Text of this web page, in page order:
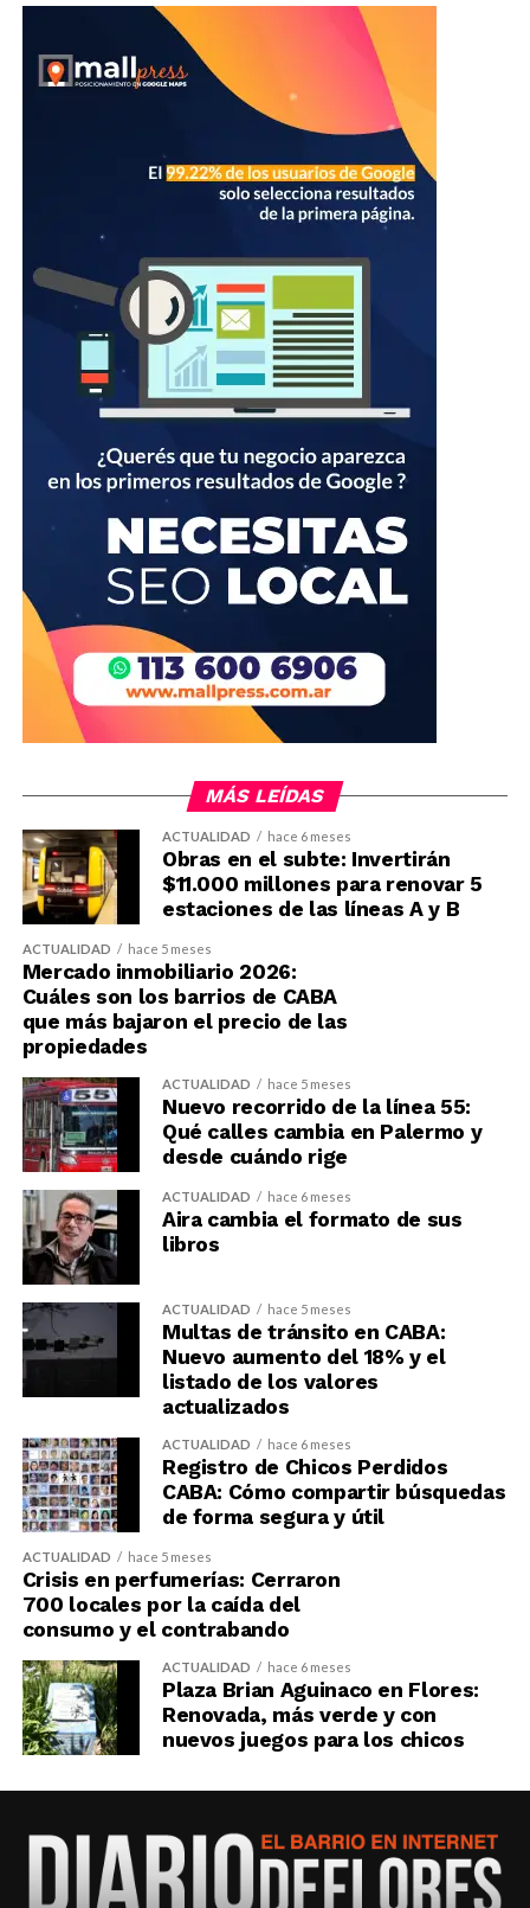
MÁS LEÍDAS
ACTUALIDAD hace 6 meses
Obras en el subte: Invertirán
$11.000 millones para renovar 5
estaciones de las líneas A y B
ACTUALIDAD hace 5 meses
Mercado inmobiliario 2026:
Cuáles son los barrios de CABA
que más bajaron el precio de las
propiedades
ACTUALIDAD hace 5 meses
Nuevo recorrido de la línea 55:
Qué calles cambia en Palermo y
desde cuándo rige
ACTUALIDAD hace 6 meses
Aira cambia el formato de sus
libros
ACTUALIDAD hace 5 meses
Multas de tránsito en CABA:
Nuevo aumento del 18% y el
listado de los valores
actualizados
ACTUALIDAD hace 6 meses
Registro de Chicos Perdidos
CABA: Cómo compartir búsquedas
de forma segura y útil
ACTUALIDAD hace 5 meses
Crisis en perfumerías: Cerraron
700 locales por la caída del
consumo y el contrabando
ACTUALIDAD hace 6 meses
Plaza Brian Aguinaco en Flores:
Renovada, más verde y con
nuevos juegos para los chicos